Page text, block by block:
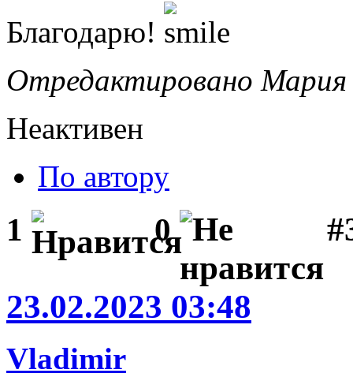
Благодарю!
Отредактировано
Неактивен
По автору
1 0
23.02.2023 03:48
Vladimir